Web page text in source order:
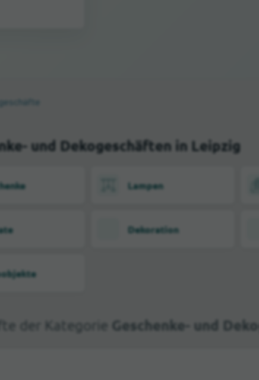
und Dekogeschäften in Leipzig
Lampen
Dekoration
der Kategorie Geschenke- und